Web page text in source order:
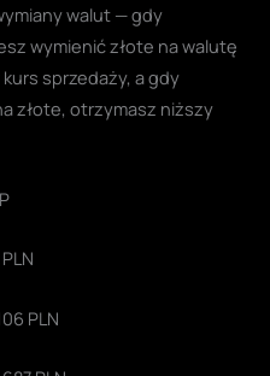
walut — gdy
wymienić złote na walutę
sprzedaży, a gdy
złote, otrzymasz niższy
PLN